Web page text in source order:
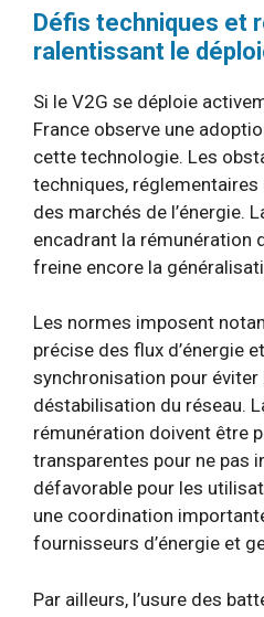
Défis techniques et
ralentissant le
Si le V2G se déploie
France observe une
cette technologie. Les
techniques,
des marchés de l’énergie.
encadrant la rémunération
freine encore la
Les normes imposent
précise des flux d’énergie
synchronisation pour
déstabilisation du réseau.
rémunération doivent être
transparentes pour ne pas
défavorable pour les
une coordination
fournisseurs d’énergie et
Par ailleurs, l’usure des